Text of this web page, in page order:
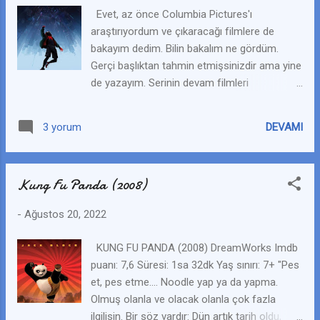
Burada canavarlar aileleriyle rahatça
yaşayabilirler, yeter ki insanlar onları rahatsız
etmesin. Kızına özel bir hafta sonu yaşatmak
isteyen Drakula dünya çapında en ünlü
canavarları oteline çağırır: Frankenstein ve
ailesi ve daha pek çoğu... Çünkü kızı Mavis'in
ge...
Evet, az önce Columbia Pictures'ı
araştırıyordum ve çıkaracağı filmlere de
bakayım dedim. Bilin bakalım ne gördüm.
Gerçi başlıktan tahmin etmişsinizdir ama yine
de yazayım. Serinin devam filmleri
bilmiyordum. İşte filmlerin isimleri ve verilen
zaman bir film çıkacak olsa hep çıkış
etken filmin Türkçe dublajlanma süresi olabilir
Spider-Verse: 2 Haziran 2023 Spider-Man:
Beyond the Spider-Verse: 29 Mart 2024
Evet bunu öğrendiğim gibi sizlere yazmak
istedim. Ayrıca serinin ilk filmi hakkında bir
3 yorum DEVAMI
Kung Fu Panda (2008)
- Ağustos 20, 2022
KUNG FU PANDA (2008) DreamWorks Imdb
puanı: 7,6 Süresi: 1sa 32dk Yaş sınırı: 7+ "Pes
et, pes etme.... Noodle yap ya da yapma.
Olmuş olanla ve olacak olanla çok fazla
ilgilisin. Bir söz vardır: Dün artık tarih oldu,